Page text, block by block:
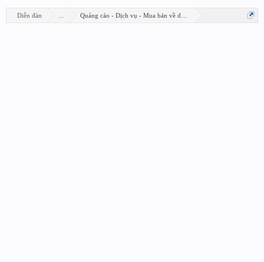
Diễn đàn Quảng cáo - Dịch vụ - Mua bán về design